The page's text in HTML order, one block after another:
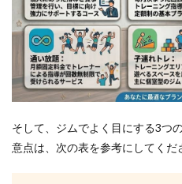
で効
果を
実感
でき
ます
か？
5.3
2回の
トレ
そして、ジムでよく目にする3つ
意点は、次の表を参考にしてくだ